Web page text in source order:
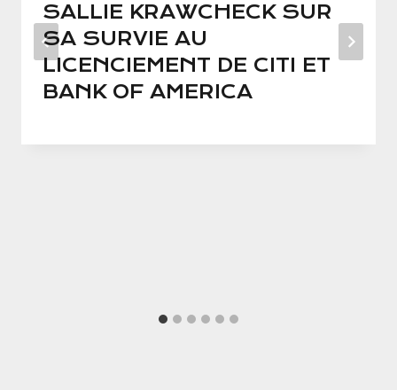
SALLIE KRAWCHECK SUR
SA SURVIE AU
LICENCIEMENT DE CITI ET
BANK OF AMERICA